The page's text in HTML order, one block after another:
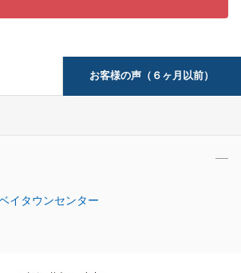
お客様の声（６ヶ月以前）
イタウンセンター